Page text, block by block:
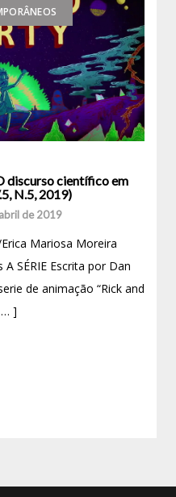
discurso científico em
N.5, 2019)
de 2019
Mariosa Moreira
SÉRIE Escrita por Dan
de animação “Rick and
… ]